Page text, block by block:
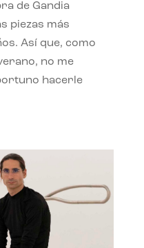
de Gandia
piezas más
Así que, como
no me
hacerle